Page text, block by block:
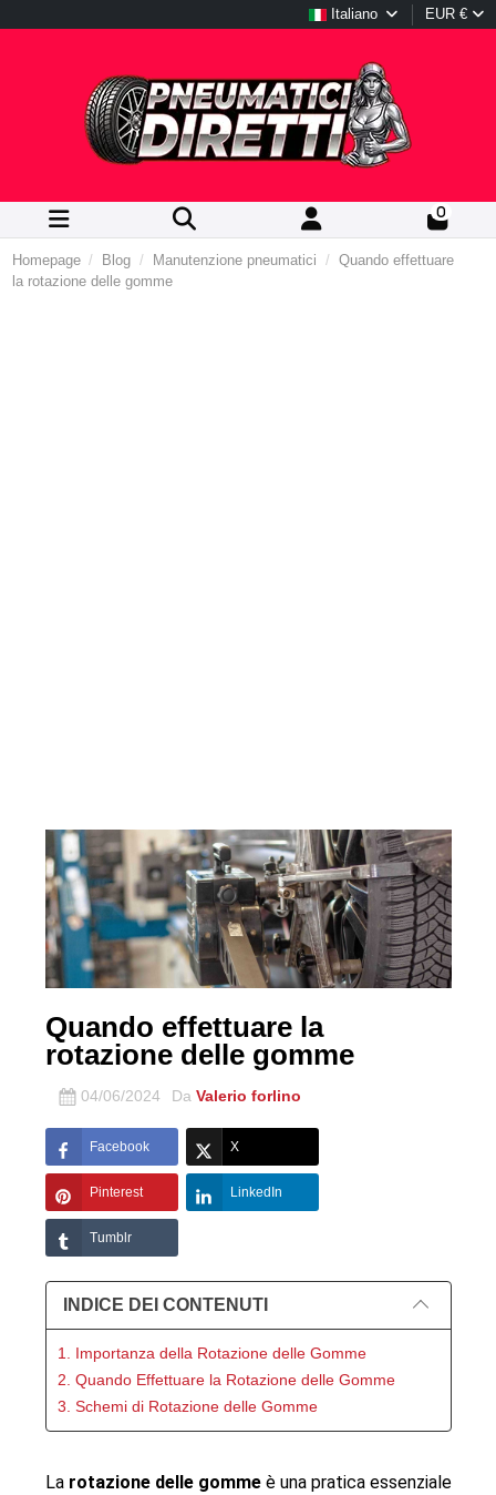
Italiano EUR €
0
Homepage Blog Manutenzione pneumatici
Quando effettuare
la rotazione delle gomme
Quando effettuare la
rotazione delle gomme
04/06/2024 Da Valerio forlino
Facebook X
Pinterest LinkedIn
Tumblr
INDICE DEI CONTENUTI
1. Importanza della Rotazione delle Gomme
2. Quando Effettuare la Rotazione delle Gomme
3. Schemi di Rotazione delle Gomme
La rotazione delle gomme è una pratica essenziale